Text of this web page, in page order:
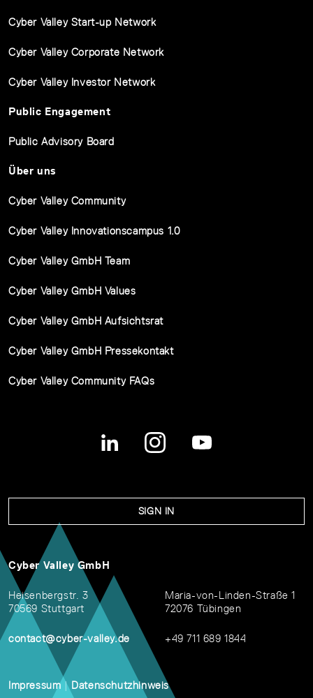
Cyber Valley Start-up Network
Cyber Valley Corporate Network
Cyber Valley Investor Network
Public Engagement
Public Advisory Board
Über uns
Cyber Valley Community
Cyber Valley Innovationscampus 1.0
Cyber Valley GmbH Team
Cyber Valley GmbH Values
Cyber Valley GmbH Aufsichtsrat
Cyber Valley GmbH Pressekontakt
Cyber Valley Community FAQs
SIGN IN
Cyber Valley GmbH
Heisenbergstr. 3
70569 Stuttgart
contact@cyber-valley.de
Maria-von-Linden-Straße 1
72076 Tübingen
+49 711 689 1844
Impressum | Datenschutzhinweis